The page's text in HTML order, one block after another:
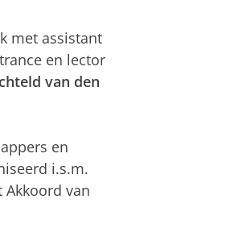
met assistant
en lector
van den
en
i.s.m.
van